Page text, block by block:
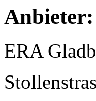
Anbieter:
ERA